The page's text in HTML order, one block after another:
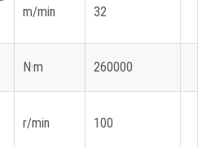
m/min 32
N·m 260000
r/min 100